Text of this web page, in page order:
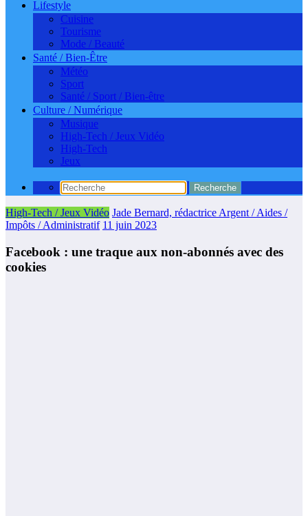
Lifestyle
Cuisine
Tourisme
Mode / Beauté
Santé / Bien-Être
Météo
Sport
Santé / Sport / Bien-être
Culture / Numérique
Musique
High-Tech / Jeux Vidéo
High-Tech
Jeux
High-Tech / Jeux Vidéo Jade Bernard, rédactrice Argent / Aides /
Impôts / Administratif 11 juin 2023
Facebook : une traque aux non-abonnés avec des
cookies